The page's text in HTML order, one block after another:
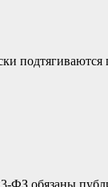
подтягиваются